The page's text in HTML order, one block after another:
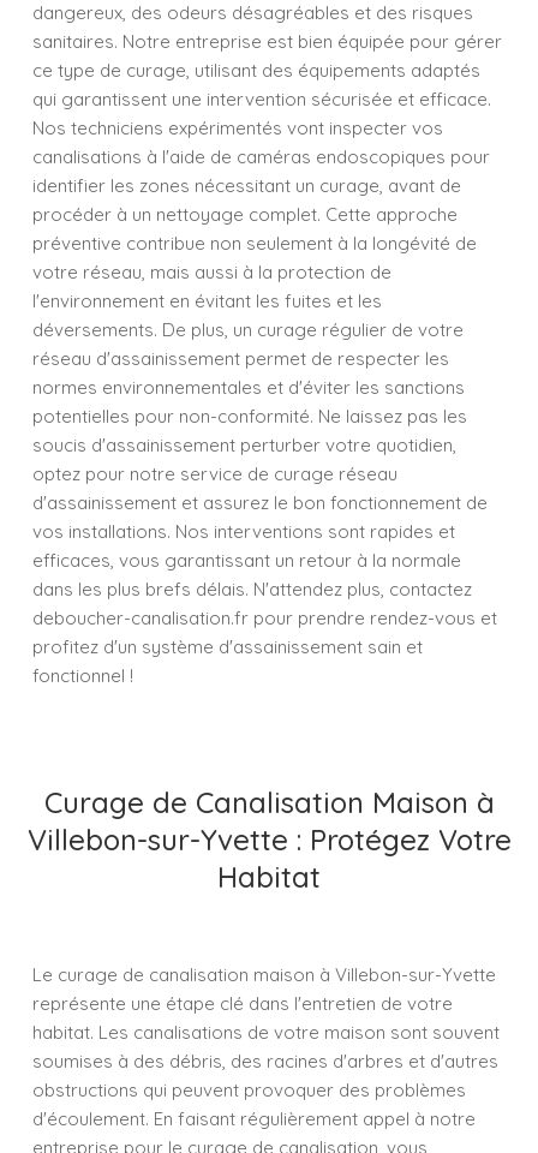
dangereux, des odeurs désagréables et des risques
sanitaires. Notre entreprise est bien équipée pour gérer
ce type de curage, utilisant des équipements adaptés
qui garantissent une intervention sécurisée et efficace.
Nos techniciens expérimentés vont inspecter vos
canalisations à l'aide de caméras endoscopiques pour
identifier les zones nécessitant un curage, avant de
procéder à un nettoyage complet. Cette approche
préventive contribue non seulement à la longévité de
votre réseau, mais aussi à la protection de
l'environnement en évitant les fuites et les
déversements. De plus, un curage régulier de votre
réseau d'assainissement permet de respecter les
normes environnementales et d'éviter les sanctions
potentielles pour non-conformité. Ne laissez pas les
soucis d'assainissement perturber votre quotidien,
optez pour notre service de curage réseau
d'assainissement et assurez le bon fonctionnement de
vos installations. Nos interventions sont rapides et
efficaces, vous garantissant un retour à la normale
dans les plus brefs délais. N'attendez plus, contactez
deboucher-canalisation.fr pour prendre rendez-vous et
profitez d'un système d'assainissement sain et
fonctionnel !
Curage de Canalisation Maison à
Villebon-sur-Yvette : Protégez Votre
Habitat
Le curage de canalisation maison à Villebon-sur-Yvette
représente une étape clé dans l'entretien de votre
habitat. Les canalisations de votre maison sont souvent
soumises à des débris, des racines d'arbres et d'autres
obstructions qui peuvent provoquer des problèmes
d'écoulement. En faisant régulièrement appel à notre
entreprise pour le curage de canalisation, vous